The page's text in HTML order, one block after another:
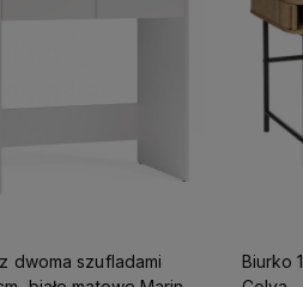
dwoma szufladami
Biurko